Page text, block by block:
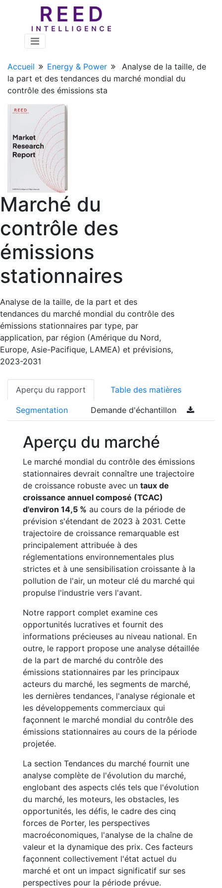
Accueil Energy & Power
Analyse de la taille, de
la part et des tendances du marché mondial du
contrôle des émissions sta
Marché du
contrôle des
émissions
stationnaires
Analyse de la taille, de la part et des
tendances du marché mondial du contrôle des
émissions stationnaires par type, par
application, par région (Amérique du Nord,
Europe, Asie-Pacifique, LAMEA) et prévisions,
2023-2031
Aperçu du rapport Table des matières
Segmentation Demande d'échantillon
Aperçu du marché
Le marché mondial du contrôle des émissions
stationnaires devrait connaître une trajectoire
de croissance robuste avec un taux de
croissance annuel composé (TCAC)
d'environ 14,5 % au cours de la période de
prévision s'étendant de 2023 à 2031. Cette
trajectoire de croissance remarquable est
principalement attribuée à des
réglementations environnementales plus
strictes et à une sensibilisation croissante à la
pollution de l'air, un moteur clé du marché qui
propulse l'industrie vers l'avant.
Notre rapport complet examine ces
opportunités lucratives et fournit des
informations précieuses au niveau national. En
outre, le rapport propose une analyse détaillée
de la part de marché du contrôle des
émissions stationnaires par les principaux
acteurs du marché, les segments de marché,
les dernières tendances, l'analyse régionale et
les développements commerciaux qui
façonnent le marché mondial du contrôle des
émissions stationnaires au cours de la période
projetée.
La section Tendances du marché fournit une
analyse complète de l'évolution du marché,
englobant des aspects clés tels que l'évolution
du marché, les moteurs, les obstacles, les
opportunités, les défis, le cadre des cinq
forces de Porter, les perspectives
macroéconomiques, l'analyse de la chaîne de
valeur et la dynamique des prix. Ces facteurs
façonnent collectivement l'état actuel du
marché et ont un impact significatif sur ses
perspectives pour la période prévue.